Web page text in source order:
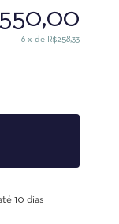
6 x de R$258,33
10 dias